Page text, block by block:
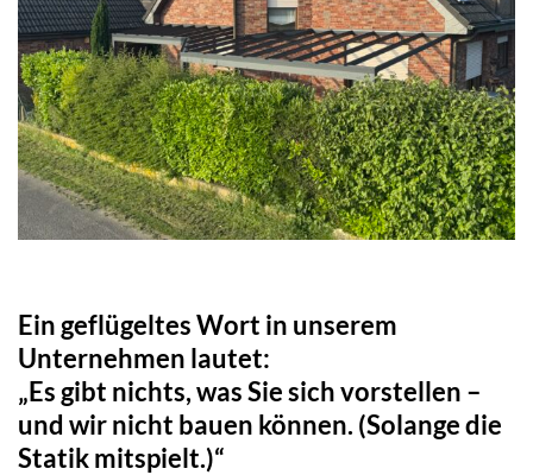
Ein geflügeltes Wort in unserem
Unternehmen lautet:
„Es gibt nichts, was Sie sich vorstellen –
und wir nicht bauen können. (Solange die
Statik mitspielt.)“